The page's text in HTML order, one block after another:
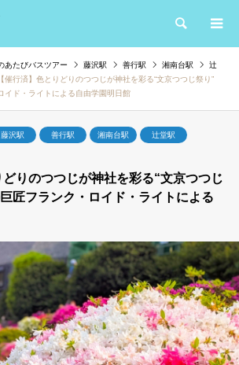
検索
あたびバスツアー 藤沢駅 善行駅 湘南台駅
辻
【催行済】色とりどりのつつじが神社を彩る“文京つつじ祭り”
イド・ライトによる自由学園明日館
藤沢駅 善行駅 湘南台駅 辻堂駅
どりのつつじが神社を彩る“文京つつじ
匠フランク・ロイド・ライトによる